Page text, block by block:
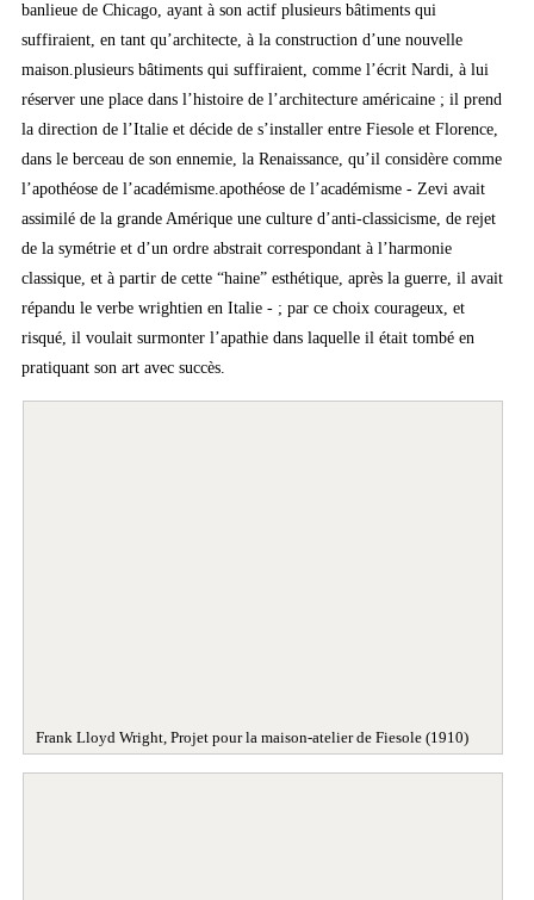
banlieue de Chicago, ayant à son actif plusieurs bâtiments qui
suffiraient, en tant qu’architecte, à la construction d’une nouvelle
maison.plusieurs bâtiments qui suffiraient, comme l’écrit Nardi, à lui
réserver une place dans l’histoire de l’architecture américaine ; il prend
la direction de l’Italie et décide de s’installer entre Fiesole et Florence,
dans le berceau de son ennemie, la Renaissance, qu’il considère comme
l’apothéose de l’académisme.apothéose de l’académisme - Zevi avait
assimilé de la grande Amérique une culture d’anti-classicisme, de rejet
de la symétrie et d’un ordre abstrait correspondant à l’harmonie
classique, et à partir de cette “haine” esthétique, après la guerre, il avait
répandu le verbe wrightien en Italie - ; par ce choix courageux, et
risqué, il voulait surmonter l’apathie dans laquelle il était tombé en
pratiquant son art avec succès.
Frank Lloyd Wright, Projet pour la maison-atelier de Fiesole (1910)